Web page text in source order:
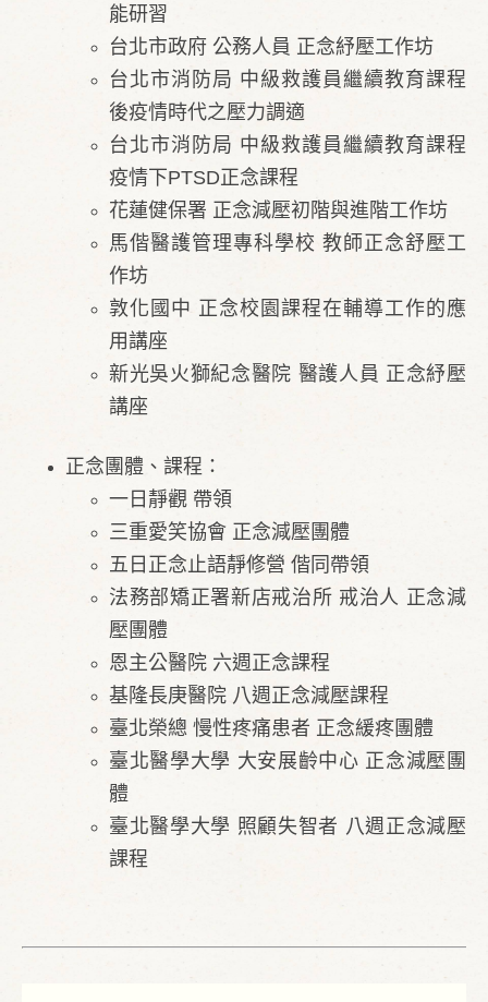
能研習
台北市政府 公務人員 正念紓壓工作坊
台北市消防局 中級救護員繼續教育課程
後疫情時代之壓力調適
台北市消防局 中級救護員繼續教育課程
疫情下PTSD正念課程
花蓮健保署 正念減壓初階與進階工作坊
馬偕醫護管理專科學校 教師正念舒壓工
作坊
敦化國中 正念校園課程在輔導工作的應
用講座
新光吳火獅紀念醫院 醫護人員 正念紓壓
講座
正念團體、課程：
一日靜觀 帶領
三重愛笑協會 正念減壓團體
五日正念止語靜修營 偕同帶領
法務部矯正署新店戒治所 戒治人 正念減
壓團體
恩主公醫院 六週正念課程
基隆長庚醫院 八週正念減壓課程
臺北榮總 慢性疼痛患者 正念緩疼團體
臺北醫學大學 大安展齡中心 正念減壓團
體
臺北醫學大學 照顧失智者 八週正念減壓
課程